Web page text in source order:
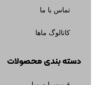
تماس با ما
کاتالوگ ماها
دسته بندی محصولات